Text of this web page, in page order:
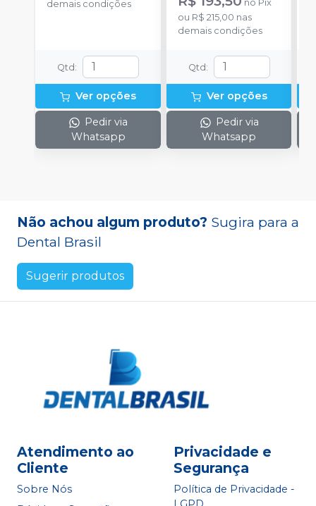
demais condições
Qtd :
Ver opções
Pedir via
Whatsapp
no Pix
ou R$ 215,00 nas
demais condições
Qtd :
Ver opções
Pedir via
Whatsapp
Não achou algum produto? Sugira para a
Dental Brasil
Sugerir produtos
Atendimento ao
Cliente
Sobre Nós
Privacidade e
Segurança
Política de Privacidade -